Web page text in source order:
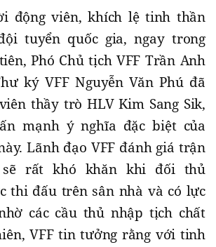
động viên, khích lệ tinh thần
tuyển quốc gia, ngay trong
Phó Chủ tịch VFF Trần Anh
ký VFF Nguyễn Văn Phú đã
thầy trò HLV Kim Sang Sik,
mạnh ý nghĩa đặc biệt của
Lãnh đạo VFF đánh giá trận
rất khó khăn khi đối thủ
thi đấu trên sân nhà và có lực
các cầu thủ nhập tịch chất
VFF tin tưởng rằng với tinh